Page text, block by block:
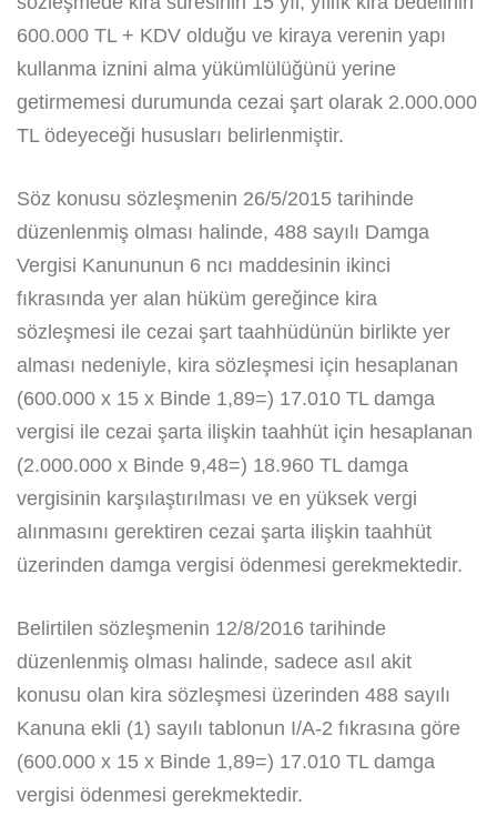
600.000 TL + KDV olduğu ve kiraya verenin yapı
kullanma iznini alma yükümlülüğünü yerine
getirmemesi durumunda cezai şart olarak 2.000.000
TL ödeyeceği hususları belirlenmiştir.
Söz konusu sözleşmenin 26/5/2015 tarihinde
düzenlenmiş olması halinde, 488 sayılı Damga
Vergisi Kanununun 6 ncı maddesinin ikinci
fıkrasında yer alan hüküm gereğince kira
sözleşmesi ile cezai şart taahhüdünün birlikte yer
alması nedeniyle, kira sözleşmesi için hesaplanan
(600.000 x 15 x Binde 1,89=) 17.010 TL damga
vergisi ile cezai şarta ilişkin taahhüt için hesaplanan
(2.000.000 x Binde 9,48=) 18.960 TL damga
vergisinin karşılaştırılması ve en yüksek vergi
alınmasını gerektiren cezai şarta ilişkin taahhüt
üzerinden damga vergisi ödenmesi gerekmektedir.
Belirtilen sözleşmenin 12/8/2016 tarihinde
düzenlenmiş olması halinde, sadece asıl akit
konusu olan kira sözleşmesi üzerinden 488 sayılı
Kanuna ekli (1) sayılı tablonun I/A-2 fıkrasına göre
(600.000 x 15 x Binde 1,89=) 17.010 TL damga
vergisi ödenmesi gerekmektedir.